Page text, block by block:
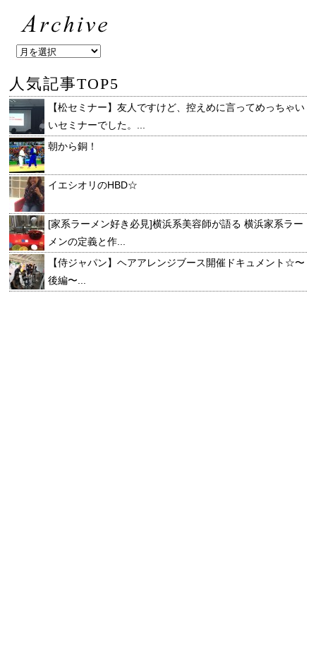
人気記事TOP5
【松セミナー】友人ですけど、控えめに言ってめっちゃい
いセミナーでした。...
朝から銅！
イエシオリのHBD☆
[家系ラーメン好き必見]横浜系美容師が語る 横浜家系ラー
メンの定義と作...
【侍ジャパン】ヘアアレンジブース開催ドキュメント☆〜
後編〜...